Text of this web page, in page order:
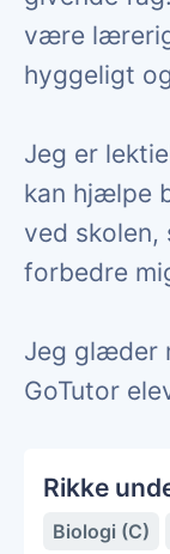
være
hyggeligt
Jeg er
kan hjælpe
ved skolen,
forbedre
Jeg glæder
GoTutor
Rikke
Biologi (C)